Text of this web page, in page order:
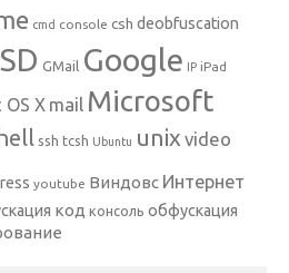
cmd console csh deobfuscation
GMail Google IP iPad
OS X mail Microsoft
ssh tcsh Ubuntu unix video
youtube Виндовс Интернет
код консоль обфускация